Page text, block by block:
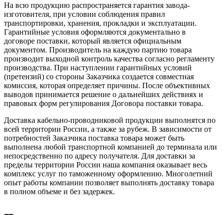
На всю продукцию распространяется гарантия завода-
изготовителя, при условии соблюдения правил
транспортировки, хранения, прокладки и эксплуатации.
Гарантийные условия оформляются документально в
договоре поставки, который является официальным
документом. Производитель на каждую партию товара
производит выходной контроль качества согласно регламенту
производства. При наступлении гарантийных условий
(претензий) со стороны Заказчика создается совместная
комиссия, которая определяет причины. После объективных
выводов принимается решение о дальнейших действиях и
правовых форм регулирования Договора поставки товара.
Доставка кабельно-проводниковой продукции выполнятся по
всей территории России, а также за рубеж. В зависимости от
потребностей Заказчика поставка товара может быть
выполнена любой транспортной компанией до терминала или
непосредственно по адресу получателя. Для доставки за
пределы территории России наша компания оказывает весь
комплекс услуг по таможенному оформлению. Многолетний
опыт работы компании позволяет выполнять доставку товара
в полном объеме и без задержек.